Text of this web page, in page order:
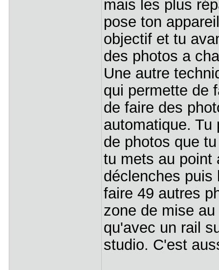
mais les plus
pose ton
objectif et tu
des photos a
Une autre
qui permette de
de faire des
automatique. Tu
de photos que
tu mets au point
déclenches puis
faire 49 autres
zone de mise
qu'avec un rail
studio. C'est